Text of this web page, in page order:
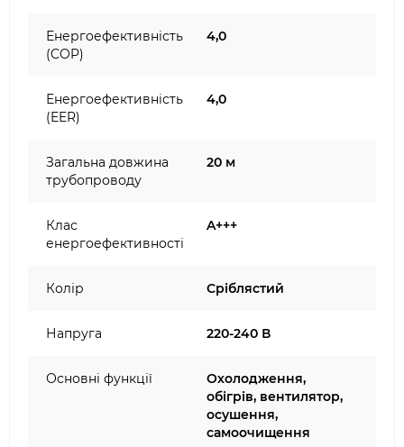
Енергоефективність
(COP)
4,0
Енергоефективність
(EER)
4,0
Загальна довжина
трубопроводу
20 м
Клас
енергоефективності
A+++
Колір Сріблястий
Напруга 220-240 В
Основні функції
Охолодження,
обігрів, вентилятор,
осушення,
самоочищення